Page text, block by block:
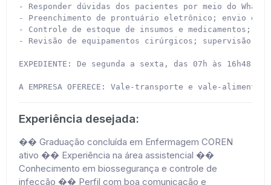
​- Responder dúvidas dos pacientes por meio do
​- Preenchimento de prontuário eletrônico;​ envio de
​- Controle de estoque de insumos e medicamentos;
​- Revisão de equipamentos cirúrgicos;​ supervisão do
EXPEDIENTE: De segunda a sexta, das 07h às 16h48.
A EMPRESA OFERECE: Vale-transporte e vale-
Experiência desejada:
�� Graduação concluída em Enfermagem COREN
ativo �� Experiência na área assistencial ��
Conhecimento em biossegurança e controle de
infecção �� Perfil com boa comunicação e